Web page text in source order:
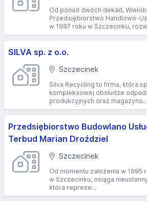
Od ponad dwóch dekad,
Przedsiębiorstwo Handlowo-
w 1997 roku w Szczecinku,
SILVA sp. z o.o.
Szczecinek
Silva Recycling to firma, która
kompleksowej obsłudze
produkcyjnych oraz magazyno...
Przedsiębiorstwo Budowlano
Terbud Marian Droździel
Szczecinek
Od momentu założenia w 1995
w Szczecinku, osiąga
która repreze...